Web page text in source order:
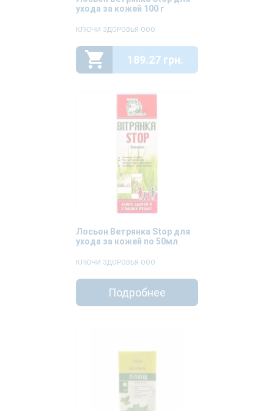
ухода за кожей 100 г
КЛЮЧИ ЗДОРОВЬЯ ООО
189.27 грн.
Лосьон Ветрянка Stop для
ухода за кожей по 50мл
КЛЮЧИ ЗДОРОВЬЯ ООО
Подробнее